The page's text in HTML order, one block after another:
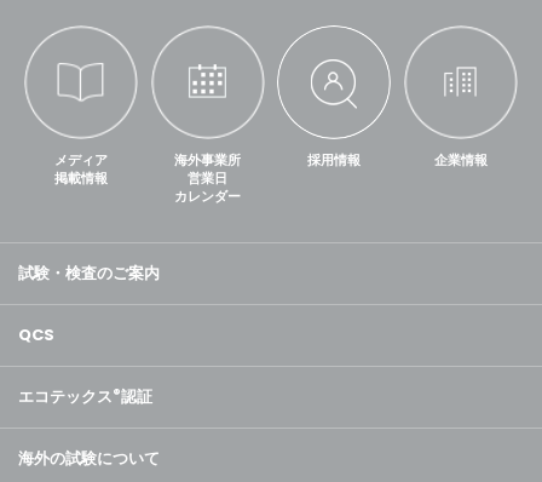
メディア
掲載情報
海外事業所
営業日
カレンダー
採用情報 企業情報
試験・検査のご案内
QCS
エコテックス®認証
海外の試験について